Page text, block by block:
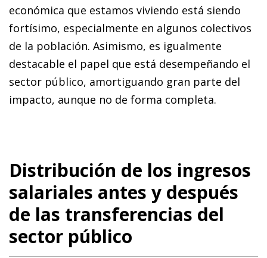
económica que estamos viviendo está siendo
fortísimo, especialmente en algunos colectivos
de la población. Asimismo, es igualmente
destacable el papel que está desempeñando el
sector público, amortiguando gran parte del
impacto, aunque no de forma completa.
Distribución de los ingresos
salariales antes y después
de las transferencias del
sector público